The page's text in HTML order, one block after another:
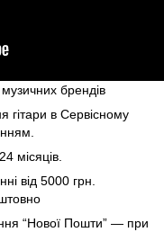
музичних брендів
гітари в Сервісному
місяців.
від 5000 грн.
“Нової Пошти” — при